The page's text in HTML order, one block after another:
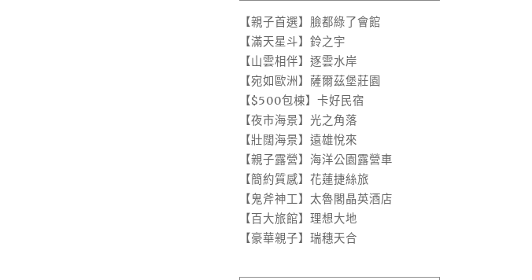
【親子首選】臉都綠了會館
【滿天星斗】鈴之宇
【山雲相伴】逐雲水岸
【宛如歐洲】薩爾茲堡莊園
【$500包棟】卡好民宿
【夜市海景】光之角落
【壯闊海景】遠雄悅來
【親子露營】海洋公園露營車
【簡約質感】花蓮捷絲旅
【鬼斧神工】太魯閣晶英酒店
【百大旅館】理想大地
【豪華親子】瑞穗天合